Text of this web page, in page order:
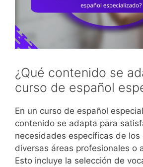
¿Qué contenido se
curso de español
En un curso de español
contenido se adapta para
necesidades específicas de
diversas áreas profesionales o
Esto incluye la selección de